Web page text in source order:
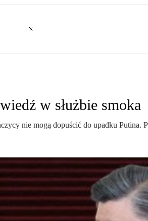
w służbie smoka
nie mogą dopuścić do upadku Putina.